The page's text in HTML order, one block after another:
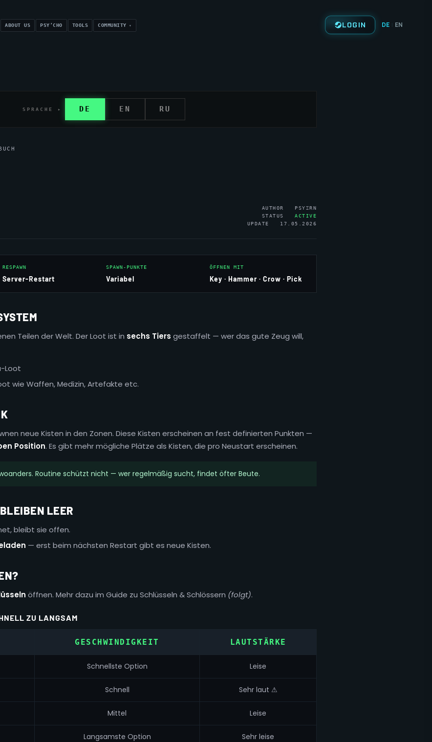
ABOUT US PSY’CHO TOOLS COMMUNITY LOGIN DE | EN
SPRACHE ▸ DE EN RU
AUTHOR PSYΞRN
STATUS ACTIVE
UPDATE 17.05.2026
RESPAWN
Server-Restart
SPAWN-PUNKTE
Variabel
ÖFFNEN MIT
Key · Hammer · Crow · Pick
Teilen der Welt. Der Loot ist in sechs Tiers gestaffelt — wer das gute Zeug will,
Loot
wie Waffen, Medizin, Artefakte etc.
neue Kisten in den Zonen. Diese Kisten erscheinen an fest definierten Punkten —
Position. Es gibt mehr mögliche Plätze als Kisten, die pro Neustart erscheinen.
Routine schützt nicht — wer regelmäßig sucht, findet öfter Beute.
LEER
bleibt sie offen.
— erst beim nächsten Restart gibt es neue Kisten.
öffnen. Mehr dazu im Guide zu Schlüsseln & Schlössern (folgt).
ZU LANGSAM
GESCHWINDIGKEIT LAUTSTÄRKE
Schnellste Option Leise
Schnell Sehr laut ⚠
Mittel Leise
Langsamste Option Sehr leise